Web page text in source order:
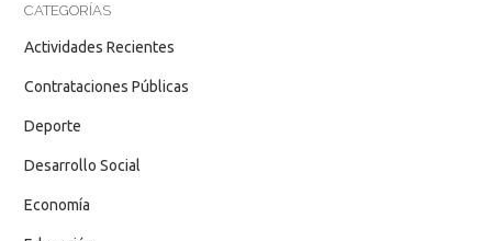
CATEGORÍAS
Actividades Recientes
Contrataciones Públicas
Deporte
Desarrollo Social
Economía